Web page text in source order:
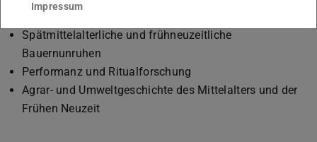
Geschichte sozialer Bewegungen
Spätmittelalterliche und frühneuzeitliche
Bauernunruhen
Performanz und Ritualforschung
Agrar- und Umweltgeschichte des Mittelalters und der
Frühen Neuzeit
Impressum